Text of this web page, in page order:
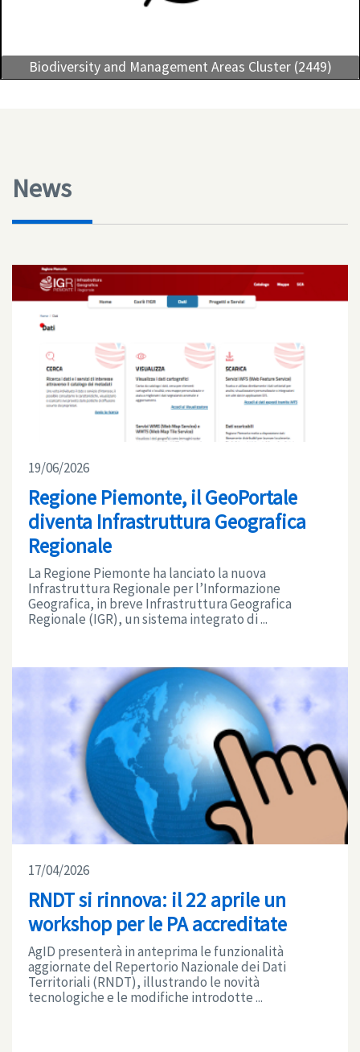
Biodiversity and Management Areas Cluster (2449)
News
19/06/2026
Regione Piemonte, il GeoPortale
diventa Infrastruttura Geografica
Regionale
La Regione Piemonte ha lanciato la nuova
Infrastruttura Regionale per l’Informazione
Geografica, in breve Infrastruttura Geografica
Regionale (IGR), un sistema integrato di ...
17/04/2026
RNDT si rinnova: il 22 aprile un
workshop per le PA accreditate
AgID presenterà in anteprima le funzionalità
aggiornate del Repertorio Nazionale dei Dati
Territoriali (RNDT), illustrando le novità
tecnologiche e le modifiche introdotte ...